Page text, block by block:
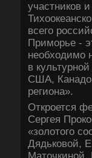
участников
всего
Приморье -
необходимо
в
США,
региона».
Откроется
Сергея
«золотого
Дядьковой,
Маточкиной,